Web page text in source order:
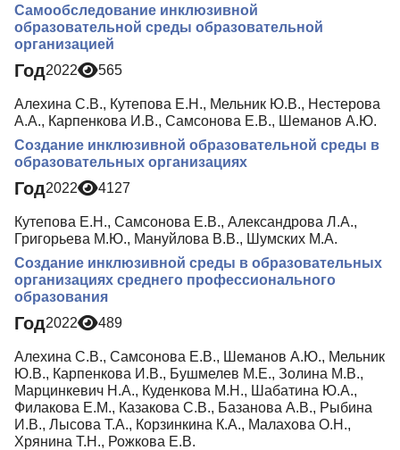
Самообследование инклюзивной
образовательной среды образовательной
организацией
Год2022 565
Алехина С.В., Кутепова Е.Н., Мельник Ю.В., Нестерова
А.А., Карпенкова И.В., Самсонова Е.В., Шеманов А.Ю.
Создание инклюзивной образовательной среды в
образовательных организациях
Год2022 4127
Кутепова Е.Н., Самсонова Е.В., Александрова Л.А.,
Григорьева М.Ю., Мануйлова В.В., Шумских М.А.
Создание инклюзивной среды в образовательных
организациях среднего профессионального
образования
Год2022 489
Алехина С.В., Самсонова Е.В., Шеманов А.Ю., Мельник
Ю.В., Карпенкова И.В., Бушмелев М.Е., Золина М.В.,
Марцинкевич Н.А., Куденкова М.Н., Шабатина Ю.А.,
Филакова Е.М., Казакова С.В., Базанова А.В., Рыбина
И.В., Лысова Т.А., Корзинкина К.А., Малахова О.Н.,
Хрянина Т.Н., Рожкова Е.В.